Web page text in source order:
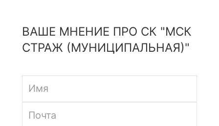
ВАШЕ МНЕНИЕ ПРО СК "МСК
СТРАЖ (МУНИЦИПАЛЬНАЯ)"